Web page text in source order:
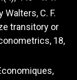
Walters, C. F.
transitory or
18,